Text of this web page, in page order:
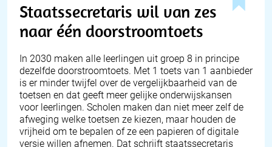
Staatssecretaris wil van zes
naar één doorstroomtoets
In 2030 maken alle leerlingen uit groep 8 in principe
dezelfde doorstroomtoets. Met 1 toets van 1 aanbieder
is er minder twijfel over de vergelijkbaarheid van de
toetsen en dat geeft meer gelijke onderwijskansen
voor leerlingen. Scholen maken dan niet meer zelf de
afweging welke toetsen ze kiezen, maar houden de
vrijheid om te bepalen of ze een papieren of digitale
versie willen afnemen. Dat schrijft staatssecretaris